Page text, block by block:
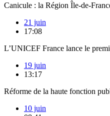
Canicule : la Région Île-de-
21 juin
17:08
L’UNICEF France lance le
19 juin
13:17
Réforme de la haute fonction
10 juin